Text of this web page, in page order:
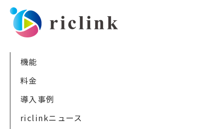
機能
料金
導入事例
riclinkニュース